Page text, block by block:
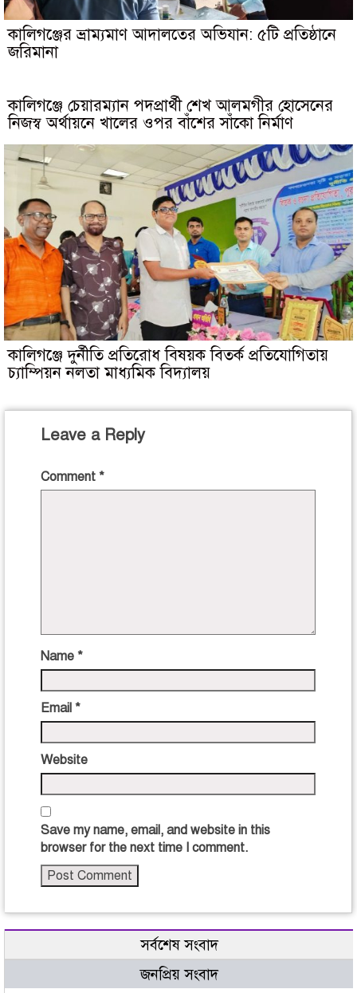
কালিগঞ্জের ভ্রাম্যমাণ আদালতের অভিযান: ৫টি প্রতিষ্ঠানে
জরিমানা
কালিগঞ্জে চেয়ারম্যান পদপ্রার্থী শেখ আলমগীর হোসেনের
নিজস্ব অর্থায়নে খালের ওপর বাঁশের সাঁকো নির্মাণ
কালিগঞ্জে দুর্নীতি প্রতিরোধ বিষয়ক বিতর্ক প্রতিযোগিতায়
চ্যাম্পিয়ন নলতা মাধ্যমিক বিদ্যালয়
Leave a Reply
Comment *
Name *
Email *
Website
Save my name, email, and website in this
browser for the next time I comment.
সর্বশেষ সংবাদ
জনপ্রিয় সংবাদ